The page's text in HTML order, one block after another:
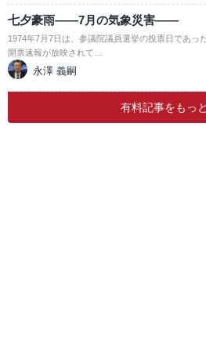
七夕豪雨――7月の気象災害――
1974年7月7日は、参議院議員選挙の投票日であっ
開票速報が放映されて…
永澤 義嗣
有料記事をもっ